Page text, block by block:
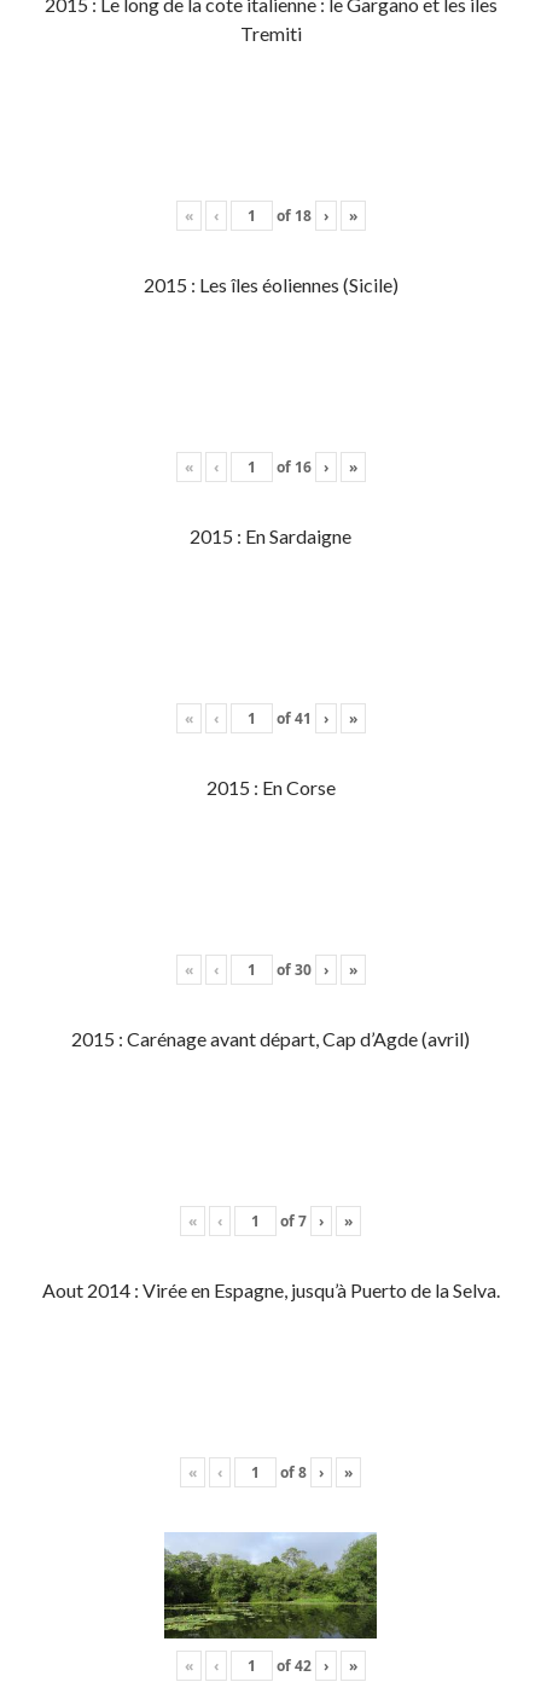
2015 : Le long de la cote italienne : le Gargano et les iles
Tremiti
« ‹ of 18 › »
2015 : Les îles éoliennes (Sicile)
« ‹ of 16 › »
2015 : En Sardaigne
« ‹ of41 › »
2015 : En Corse
« ‹ of30 › »
2015 : Carénage avant départ, Cap d’Agde (avril)
« ‹ of7 › »
Aout 2014 : Virée en Espagne, jusqu’à Puerto de la Selva.
« ‹ of8 › »
« ‹ of42 › »